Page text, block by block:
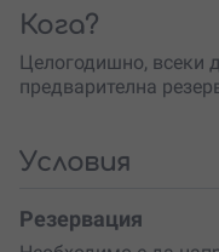
романтични
По-дълъг преход
– за търсачи на
С АТВ до хижата (3
трудност, с
екипировка и нови
След
Кога?
Целогодишно, всеки
предварителна
Условия
Резервация